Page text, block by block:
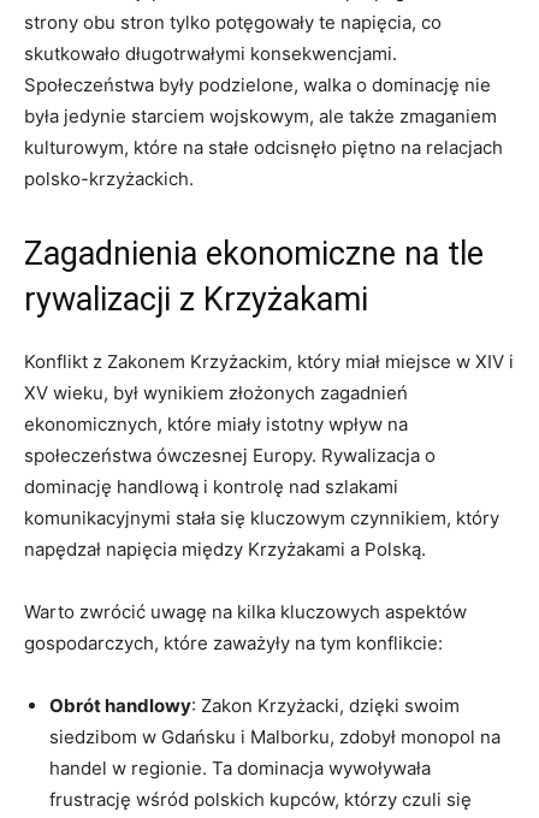
strony obu stron tylko potęgowały te napięcia, co
skutkowało długotrwałymi konsekwencjami.
Społeczeństwa były podzielone, walka o dominację nie
była jedynie starciem wojskowym, ale także zmaganiem
kulturowym, które na stałe odcisnęło piętno na relacjach
polsko-krzyżackich.
Zagadnienia ekonomiczne na tle
rywalizacji z Krzyżakami
Konflikt z Zakonem Krzyżackim, który miał miejsce w XIV i
XV wieku, był wynikiem złożonych zagadnień
ekonomicznych, które miały istotny wpływ na
społeczeństwa ówczesnej Europy. Rywalizacja o
dominację handlową i kontrolę nad szlakami
komunikacyjnymi stała się kluczowym czynnikiem, który
napędzał napięcia między Krzyżakami a Polską.
Warto zwrócić uwagę na kilka kluczowych aspektów
gospodarczych, które zaważyły na tym konflikcie:
Obrót handlowy: Zakon Krzyżacki, dzięki swoim
siedzibom w Gdańsku i Malborku, zdobył monopol na
handel w regionie. Ta dominacja wywoływała
frustrację wśród polskich kupców, którzy czuli się